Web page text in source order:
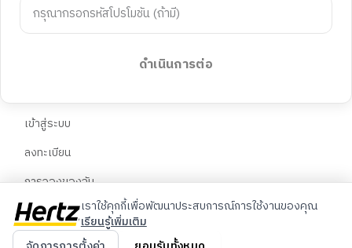
ภาษา
🇬🇧English
🇨🇳中文
ดำเนินการต่อ
ติดต่อเรา
เข้าสู่ระบบ
ลงทะเบียน
การจองของฉัน
© 2026 Hertz ประเทศไทย สงวนลิขสิทธิ์
เราใช้คุกกี้เพื่อพัฒนาประสบการณ์การใช้งานของคุณ
เรียนรู้เพิ่มเติม